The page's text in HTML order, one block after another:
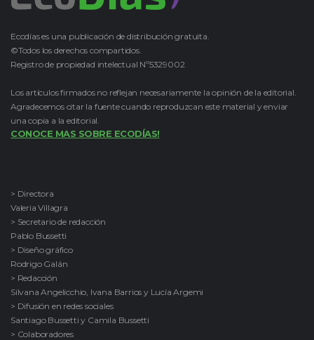
Ecodías es una publicación de distribución gratuita.
©Todos los derechos compartidos.
Registro de propiedad intelectual Nº5329002
Los artículos firmados no reflejan necesariamente la opinión de la editorial.
Agradecemos citar la fuente cuando reproduzcan este material y enviar
una copia a la editorial.
CONOCE MAS SOBRE ECODÍAS!
> Directora
Valeria Villagra
> Secretario de redacción
Pablo Bussetti
> Diseño gráfico
Rodrigo Galán
> Redacción
Silvana Angelicchio, Ivana Barrios y Lucía Argemi
> Difusión en redes sociales
Santiago Bussetti y Camila Bussetti
> Colaboradores